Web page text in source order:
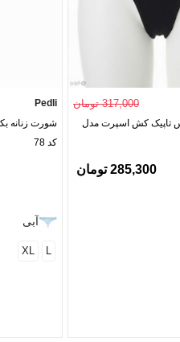
317,000 تومان
تاپیک کش اسپرت مدل
285,300 تومان
Pedli
کد 78
آبی
L
XL